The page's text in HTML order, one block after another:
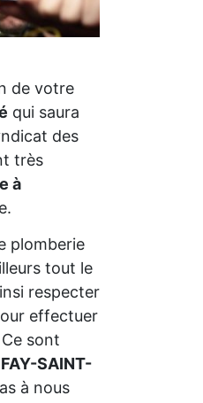
de votre
qui saura
des
très
à
plomberie
tout le
respecter
effectuer
sont
SAINT-
à nous